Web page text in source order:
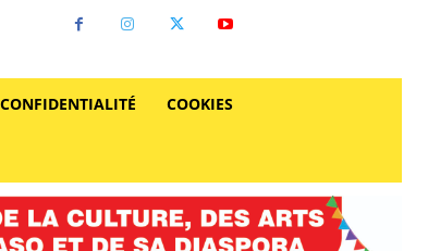
CONFIDENTIALITÉ COOKIES